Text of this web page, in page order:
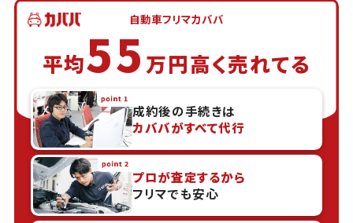
自動車フリマカババ
平均55 万円高く売れてる
成約後の手続きは
カババがすべて代行
プロが査定するから
フリマでも安心